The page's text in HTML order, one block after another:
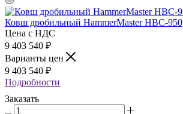
Ковш дробильный HammerMaster HBC-950
Цена с НДС
9 403 540 ₽
Варианты цен
9 403 540 ₽
Подробности
Заказать